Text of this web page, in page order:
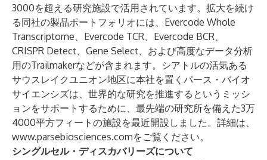
3000を超える研究施設で活用されています。拡大を続け
る同社の製品ポートフォリオには、Evercode Whole
Transcriptome、Evercode TCR、Evercode BCR、
CRISPR Detect、Gene Select、および高度なデータ分析
用のTrailmakerなどが含まれます。シアトルの活気ある
サウスレイクユニオン地区に本社を置くパース・バイオ
サイエンシズは、世界的な研究を推進するというミッシ
ョンをサポートするために、最先端の研究所を備えた3万
4000平方フィートの施設を最近開設しました。詳細は、
www.parsebiosciences.comをご覧ください。
シングルセル・ディスカバリーズについて